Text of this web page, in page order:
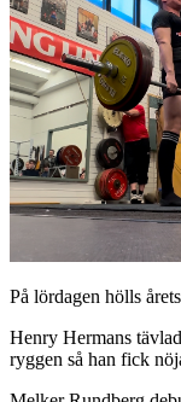
På lördagen hölls
Henry Hermans
ryggen så han fick